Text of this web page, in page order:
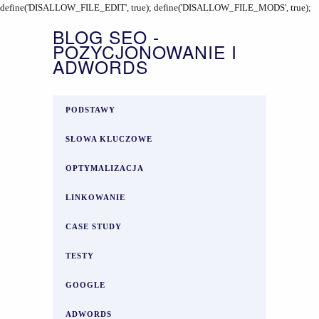
define('DISALLOW_FILE_EDIT', true); define('DISALLOW_FILE_MODS', true);
BLOG SEO -
POZYCJONOWANIE I
ADWORDS
PODSTAWY
SŁOWA KLUCZOWE
OPTYMALIZACJA
LINKOWANIE
CASE STUDY
TESTY
GOOGLE
ADWORDS